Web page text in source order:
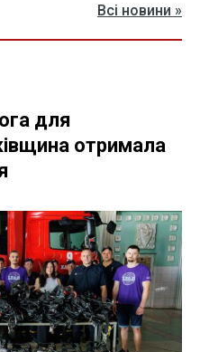
Всі новини »
для
отримала